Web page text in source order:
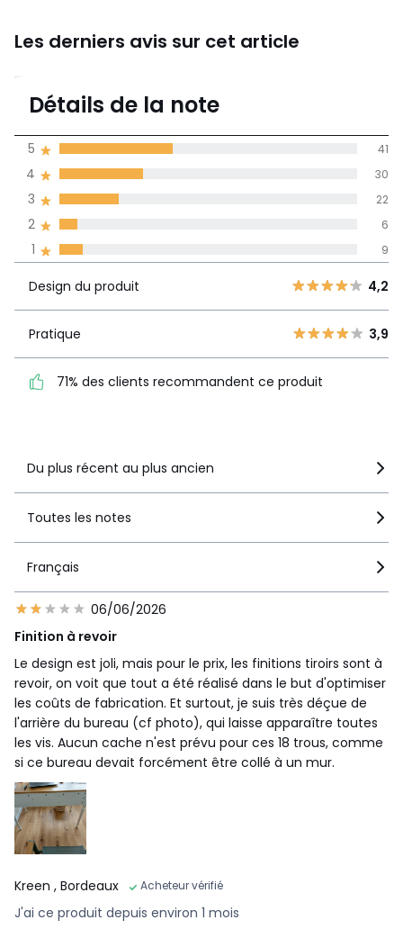
Les derniers avis sur cet article
3,8
moyenne des avis
1 9
2
3 22
4
5 4,2
recommandent ce produit
Détails de la note
1 9
2 6
3 22
4 30
5 41
Design du produit 4,2
Pratique 3,9
71% des clients recommandent ce produit
Du plus récent au plus ancien
Toutes les notes
Français
06/06/2026
Finition à revoir
Le design est joli, mais pour le prix, les finitions tiroirs sont à
revoir, on voit que tout a été réalisé dans le but d'optimiser
les coûts de fabrication. Et surtout, je suis très déçue de
l'arrière du bureau (cf photo), qui laisse apparaître toutes
les vis. Aucun cache n'est prévu pour ces 18 trous, comme
si ce bureau devait forcément être collé à un mur.
Kreen , Bordeaux Acheteur vérifié
J'ai ce produit depuis environ 1 mois